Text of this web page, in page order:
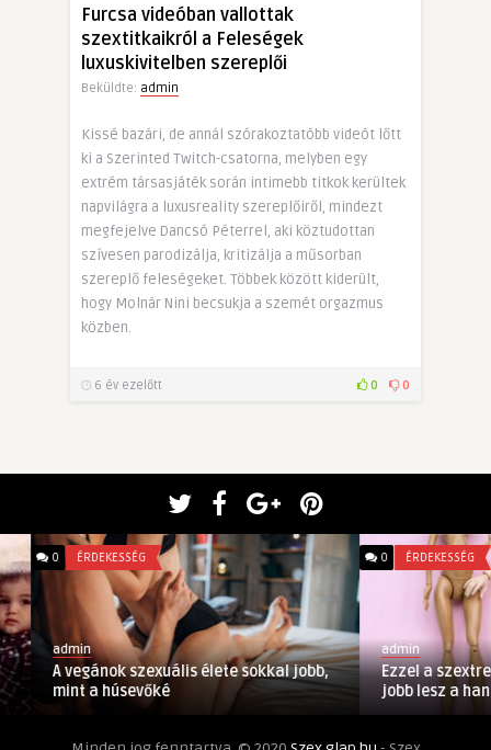
Furcsa videóban vallottak
szextitkaikról a Feleségek
luxuskivitelben szereplői
Beküldte: admin
Kissé bazári, de annál szórakoztatóbb videót lőtt
ki a Szerinted Twitch-csatorna, melyben egy
extrém társasjáték során intimebb titkok kerültek
napvilágra a luxusreality szereplőiről, mindezt
megfejelve Dancsó Péterrel, aki köztudottan
szívesen parodizálja, kritizálja a műsorban
szereplő feleségeket. Többek között kiderült,
hogy Molnár Nini becsukja a szemét orgazmus
közben.
6 év ezelőtt 0 0
ÉRDEKESSÉG
admin
A vegánok szexuális élete sokkal jobb,
mint a húsevőké
ÉRDEKESSÉG
admin
Ezzel a
jobb lesz a